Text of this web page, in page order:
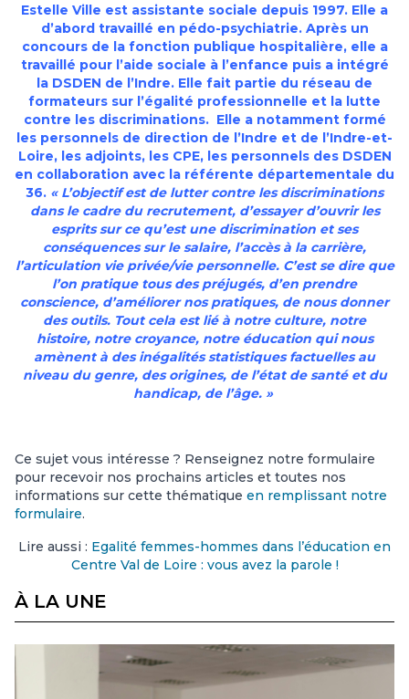
Estelle Ville est assistante sociale depuis 1997. Elle a
d’abord travaillé en pédo-psychiatrie. Après un
concours de la fonction publique hospitalière, elle a
travaillé pour l’aide sociale à l’enfance puis a intégré
la DSDEN de l’Indre. Elle fait partie du réseau de
formateurs sur l’égalité professionnelle et la lutte
contre les discriminations. Elle a notamment formé
les personnels de direction de l’Indre et de l’Indre-et-
Loire, les adjoints, les CPE, les personnels des DSDEN
en collaboration avec la référente départementale du
36. « L’objectif est de lutter contre les discriminations
dans le cadre du recrutement, d’essayer d’ouvrir les
esprits sur ce qu’est une discrimination et ses
conséquences sur le salaire, l’accès à la carrière,
l’articulation vie privée/vie personnelle. C’est se dire que
l’on pratique tous des préjugés, d’en prendre
conscience, d’améliorer nos pratiques, de nous donner
des outils. Tout cela est lié à notre culture, notre
histoire, notre croyance, notre éducation qui nous
amènent à des inégalités statistiques factuelles au
niveau du genre, des origines, de l’état de santé et du
handicap, de l’âge. »
Ce sujet vous intéresse ? Renseignez notre formulaire
pour recevoir nos prochains articles et toutes nos
informations sur cette thématique en remplissant notre
formulaire.
Lire aussi : Egalité femmes-hommes dans l’éducation en
Centre Val de Loire : vous avez la parole !
À LA UNE